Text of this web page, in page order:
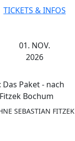
TICKETS & INFOS
01. NOV.
2026
Paket - nach
Bochum
SEBASTIAN FITZEK